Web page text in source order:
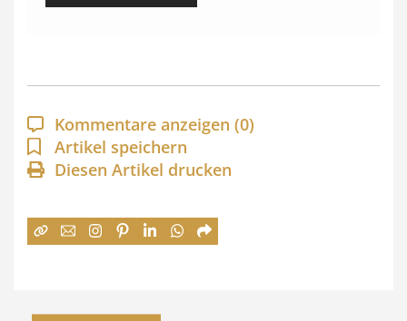
p
a
n
n
:
Kommentare anzeigen (0)
Artikel speichern
Diesen Artikel drucken